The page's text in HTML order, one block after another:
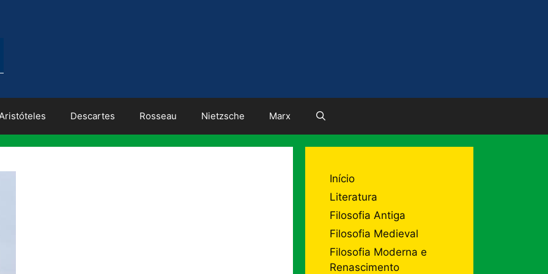
Descartes Rosseau Nietzsche Marx
Início
Literatura
Filosofia Antiga
Filosofia Medieval
Filosofia Moderna e
Renascimento